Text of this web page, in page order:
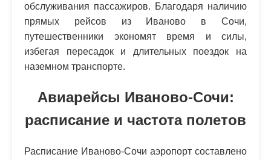
обслуживания пассажиров. Благодаря наличию
прямых рейсов из Иваново в Сочи,
путешественники экономят время и силы,
избегая пересадок и длительных поездок на
наземном транспорте.
Авиарейсы Иваново-Сочи:
расписание и частота полетов
Расписание Иваново-Сочи аэропорт составлено